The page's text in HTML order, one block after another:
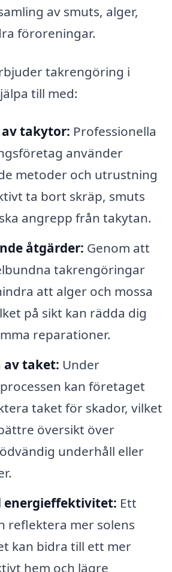
av smuts, alger,
föroreningar.
takrengöring i
till med:
takytor: Professionella
använder
metoder och utrustning
ta bort skräp, smuts
angrepp från takytan.
åtgärder: Genom att
takrengöringar
att alger och mossa
på sikt kan rädda dig
reparationer.
taket: Under
kan företaget
taket för skador, vilket
översikt över
underhåll eller
energieffektivitet: Ett
reflektera mer solens
kan bidra till ett mer
hem och lägre